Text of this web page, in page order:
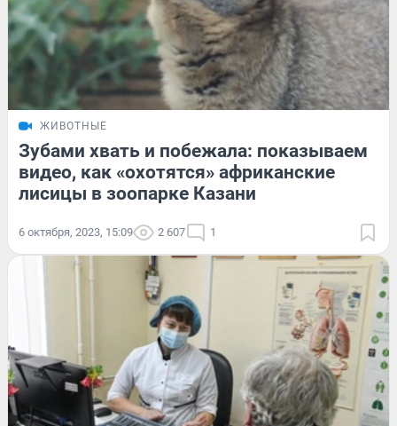
ЖИВОТНЫЕ
Зубами хвать и побежала: показываем
видео, как «охотятся» африканские
лисицы в зоопарке Казани
6 октября, 2023, 15:09 2 607 1